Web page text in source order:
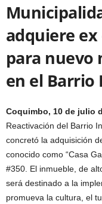
adquiere
para nuevo
en el Barrio
Coquimbo, 10 de julio
Reactivación del Barrio
concretó la adquisición
conocido como “Casa
#350. El inmueble, de
será destinado a la
promueva la cultura, el